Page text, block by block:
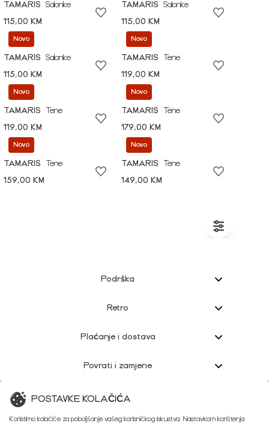
TAMARIS
Salonke
115,00 KM
TAMARIS
Salonke
115,00 KM
Novo
TAMARIS
Salonke
115,00 KM
Novo
TAMARIS
Tene
119,00 KM
Novo
TAMARIS
Tene
119,00 KM
Novo
TAMARIS
Tene
179,00 KM
Novo
TAMARIS
Tene
159,00 KM
Novo
TAMARIS
Tene
149,00 KM
Podrška
Retro
Plaćanje i dostava
Povrati i zamjene
Korisnička podrška
POSTAVKE KOLAČIĆA
Koristimo kolačiće za poboljšanje vašeg korisničkog iskustva. Nastavkom korištenja